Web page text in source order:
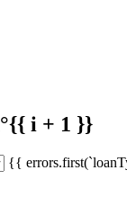
i + 1 }}
{{